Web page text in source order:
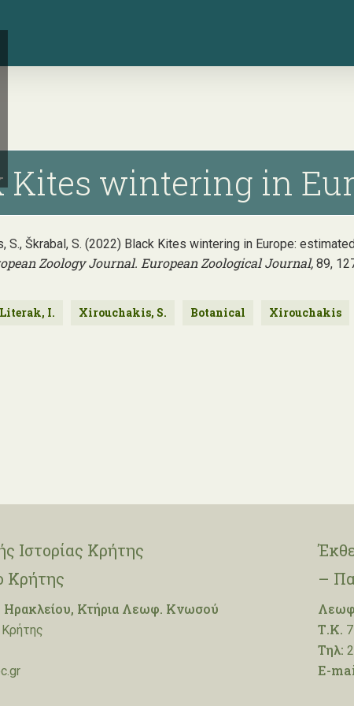
Kites wintering in
S., Škrabal, S. (2022) Black Kites wintering in Europe:
Zoology Journal. European Zoological Journal, 89,
Literak, I. Xirouchakis, S. Botanical Xirouchakis
Ιστορίας Κρήτης
Κρήτης
Ηρακλείου, Κτήρια Λεωφ. Κνωσού
–
Τ.Κ.
Τηλ:
E-